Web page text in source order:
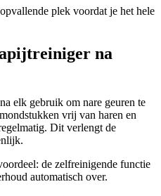
plek voordat je het hele
na
elk gebruik om nare geuren te
vrij van haren en
Dit verlengt de
de zelfreinigende functie
automatisch over.